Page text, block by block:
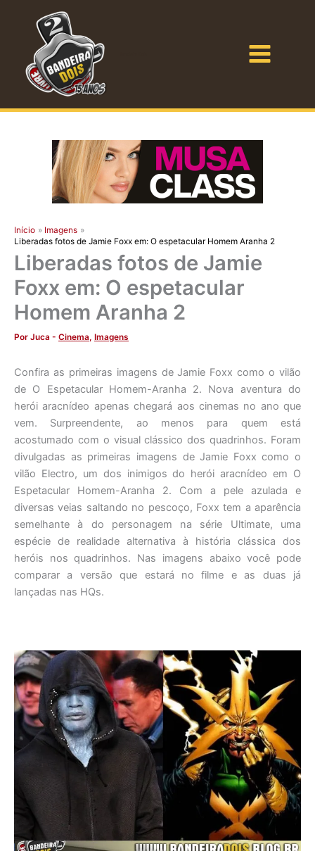
conteúdo
Início
Imagens
Liberadas fotos de Jamie Foxx em: O espetacular Homem Aranha 2
Liberadas fotos de Jamie
Foxx em: O espetacular
Homem Aranha 2
Por Juca - Cinema, Imagens
Confira as primeiras imagens de Jamie Foxx como o vilão
de O Espetacular Homem-Aranha 2. Nova aventura do
herói aracnídeo apenas chegará aos cinemas no ano que
vem. Surpreendente, ao menos para quem está
acostumado com o visual clássico dos quadrinhos. Foram
divulgadas as primeiras imagens de Jamie Foxx como o
vilão Electro, um dos inimigos do herói aracnídeo em O
Espetacular Homem-Aranha 2. Com a pele azulada e
diversas veias saltando no pescoço, Foxx tem a aparência
semelhante à do personagem na série Ultimate, uma
espécie de realidade alternativa à história clássica dos
heróis nos quadrinhos. Nas imagens abaixo você pode
comparar a versão que estará no filme e as duas já
lançadas nas HQs.